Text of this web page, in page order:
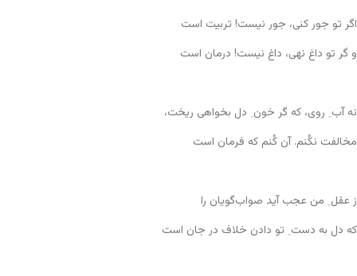
اگر تو جور کنی، جور نیست! تربیت است
و گر تو داغ نهی، داغ نیست! درمان است
نه آب ِ روی، که گر خون ِ دل بخواهی ریخت،
مخالفت نکُنم. آن کُنم که فرمان است
ز عقل ِ من عجب آید صواب‌گویان را
که دل به دست ِ تو دادن خلاف در جان است